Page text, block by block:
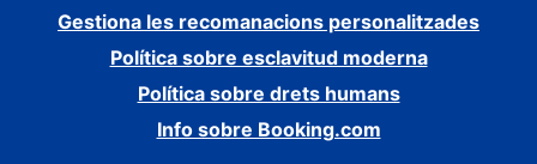
Gestiona les recomanacions personalitzades
Política sobre esclavitud moderna
Política sobre drets humans
Info sobre Booking.com